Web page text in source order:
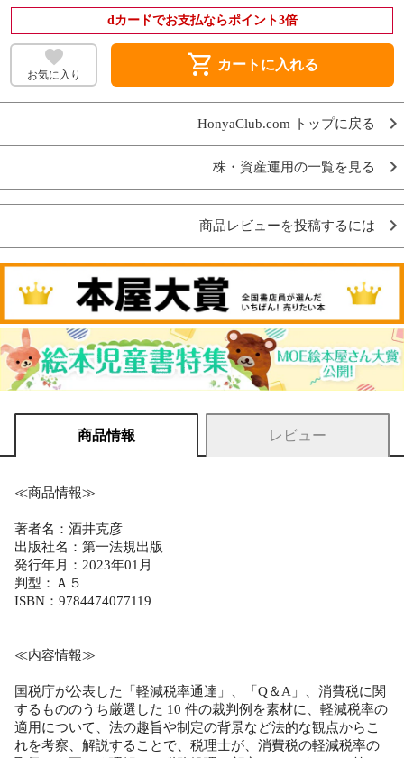
dカードでお支払ならポイント3倍
お気に入り shopping_cart カートに入れる
HonyaClub.com トップに戻る
株・資産運用の一覧を見る
商品レビューを投稿するには
商品情報 レビュー
≪商品情報≫
著者名：酒井克彦
出版社名：第一法規出版
発行年月：2023年01月
判型：Ａ５
ISBN：9784474077119
≪内容情報≫
国税庁が公表した「軽減税率通達」、「Q＆A」、消費税に関
するもののうち厳選した 10 件の裁判例を素材に、軽減税率の
適用について、法の趣旨や制定の背景など法的な観点からこ
れを考察、解説することで、税理士が、消費税の軽減税率の